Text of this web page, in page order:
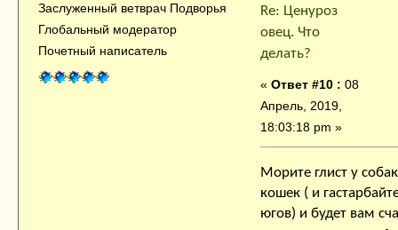
Заслуженный ветврач Подворья
Глобальный модератор
Почетный написатель
Re: Ценуроз
овец. Что
делать?
« Ответ #10 : 08
Апрель, 2019,
18:03:18 pm »
Морите глист у
кошек ( и
югов) и будет вам